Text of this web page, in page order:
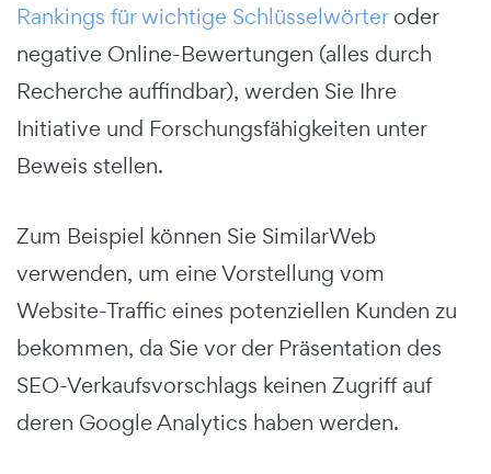
Rankings für wichtige Schlüsselwörteroder
negative Online-Bewertungen (alles durch
Recherche auffindbar), werden Sie Ihre
Initiative und Forschungsfähigkeiten unter
Beweis stellen.
Zum Beispiel können Sie SimilarWeb
verwenden, um eine Vorstellung vom
Website-Traffic eines potenziellen Kunden zu
bekommen, da Sie vor der Präsentation des
SEO-Verkaufsvorschlags keinen Zugriff auf
deren Google Analytics haben werden.